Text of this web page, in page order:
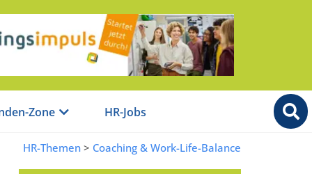
Zone HR-Jobs
HR-Themen > Coaching & Work-Life-Balance